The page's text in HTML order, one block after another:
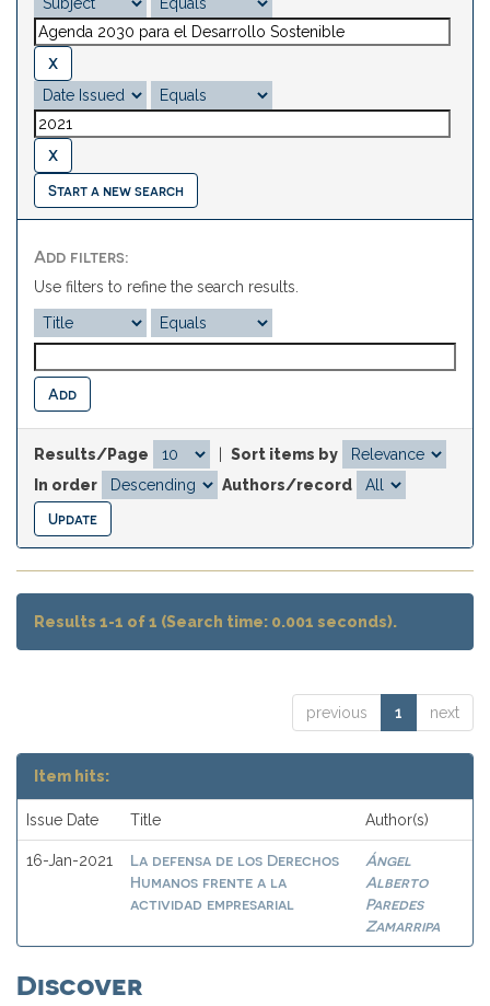
Start a new search
Add filters:
Use filters to refine the search results.
Results/Page
Sort items by
In order
Authors/record
Results 1-1 of 1 (Search time: 0.001 seconds).
previous 1 next
Item hits:
Issue Date Title Author(s)
16-Jan-2021
La defensa de los Derechos
Humanos frente a la
actividad empresarial
Ángel
Alberto
Paredes
Zamarripa
Discover